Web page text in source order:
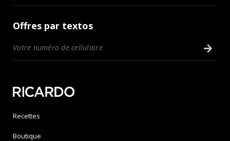
Offres par textos
Recettes
Boutique